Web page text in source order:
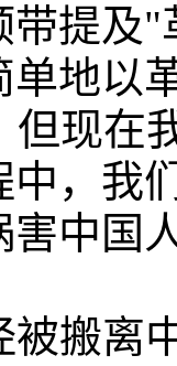
带提及
单地以
但现在
中，我
害中国
搬离